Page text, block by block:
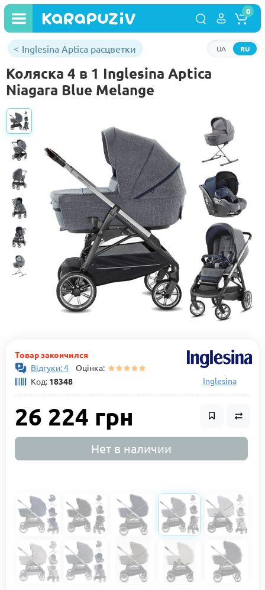
RU
UA
0
Inglesina Aptica расцветки
Коляска 4 в 1 Inglesina Aptica
Niagara Blue Melange
Товар закончился
Відгуки: 4 Оцінка:
Код: 18348 Inglesina
26 224 грн
Нет в наличии